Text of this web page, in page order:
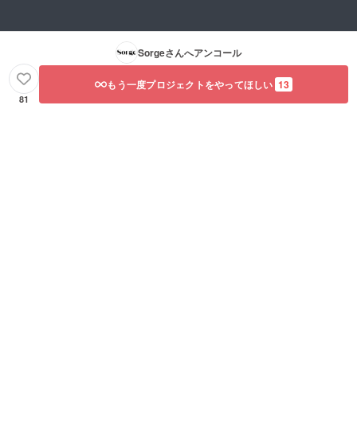
Sorgeさんへアンコール
81
もう一度プロジェクトをやってほしい 13